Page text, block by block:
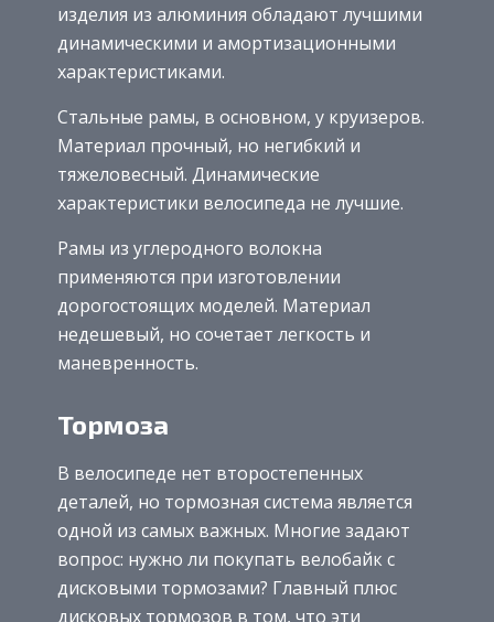
изделия из алюминия обладают лучшими
динамическими и амортизационными
характеристиками.
Стальные рамы, в основном, у круизеров.
Материал прочный, но негибкий и
тяжеловесный. Динамические
характеристики велосипеда не лучшие.
Рамы из углеродного волокна
применяются при изготовлении
дорогостоящих моделей. Материал
недешевый, но сочетает легкость и
маневренность.
Тормоза
В велосипеде нет второстепенных
деталей, но тормозная система является
одной из самых важных. Многие задают
вопрос: нужно ли покупать велобайк с
дисковыми тормозами? Главный плюс
дисковых тормозов в том, что эти